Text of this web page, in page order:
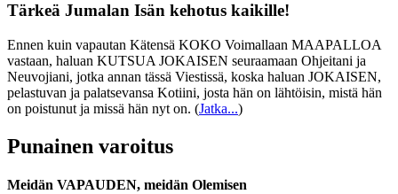
Tärkeä Jumalan Isän kehotus kaikille!
Ennen kuin vapautan Kätensä KOKO Voimallaan MAAPALLOA
vastaan, haluan KUTSUA JOKAISEN seuraamaan Ohjeitani ja
Neuvojiani, jotka annan tässä Viestissä, koska haluan JOKAISEN,
pelastuvan ja palatsevansa Kotiini, josta hän on lähtöisin, mistä hän
on poistunut ja missä hän nyt on. (Jatka...)
Punainen varoitus
Meidän VAPAUDEN, meidän Olemisen